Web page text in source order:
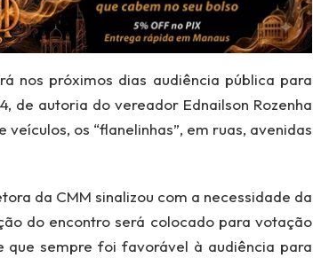
nos próximos dias audiência pública para
de autoria do vereador Ednailson Rozenha
os “flanelinhas”, em ruas, avenidas
da CMM sinalizou com a necessidade da
do encontro será colocado para votação
que sempre foi favorável à audiência para